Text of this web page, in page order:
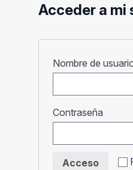
Acceder a mi
Nombre de
Contraseña
Acceso